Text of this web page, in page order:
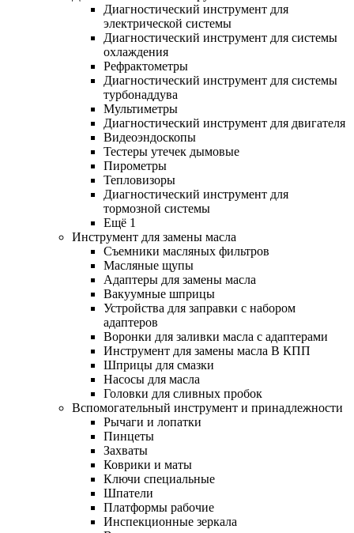
Диагностический инструмент для
электрической системы
Диагностический инструмент для системы
охлаждения
Рефрактометры
Диагностический инструмент для системы
турбонаддува
Мультиметры
Диагностический инструмент для двигателя
Видеоэндоскопы
Тестеры утечек дымовые
Пирометры
Тепловизоры
Диагностический инструмент для
тормозной системы
Ещё 1
Инструмент для замены масла
Съемники масляных фильтров
Масляные щупы
Адаптеры для замены масла
Вакуумные шприцы
Устройства для заправки с набором
адаптеров
Воронки для заливки масла с адаптерами
Инструмент для замены масла В КПП
Шприцы для смазки
Насосы для масла
Головки для сливных пробок
Вспомогательный инструмент и принадлежности
Рычаги и лопатки
Пинцеты
Захваты
Коврики и маты
Ключи специальные
Шпатели
Платформы рабочие
Инспекционные зеркала